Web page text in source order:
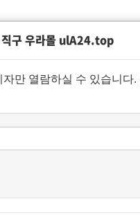
직구 우라몰 ulA24.top
만 열람하실 수 있습니다.